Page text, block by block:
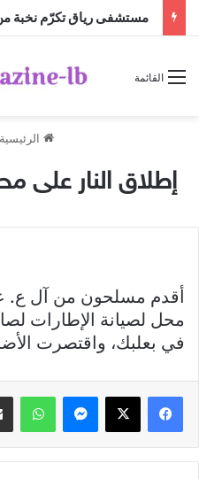
مستشفى رياق تكرّم نخبة من
القائمة
الرئيسية
إطلاق النار على
أقدم مسلحون من آل ع.
محل لصيانة الإطارات
في بعلبك، واقتصرت
فيسبوك X ماسنجر